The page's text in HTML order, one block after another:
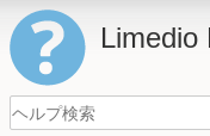
Limedio